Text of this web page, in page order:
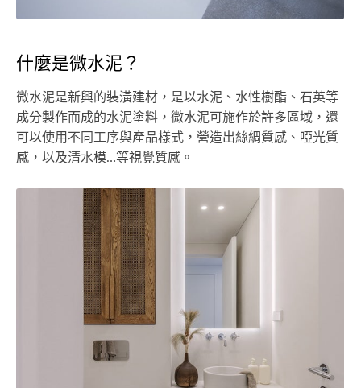
什麼是微水泥？
微水泥是新興的裝潢建材，是以水泥、水性樹酯、石英等
成分製作而成的水泥塗料，微水泥可施作於許多區域，還
可以使用不同工序與產品樣式，營造出絲綢質感、啞光質
感，以及清水模…等視覺質感。